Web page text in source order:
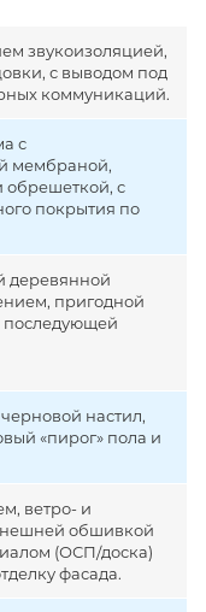
звукоизоляцией,
с выводом под
коммуникаций.
с
мембраной,
обрешеткой, с
покрытия по
деревянной
пригодной
последующей
настил,
«пирог» пола и
ветро- и
обшивкой
(ОСП/доска)
фасада.